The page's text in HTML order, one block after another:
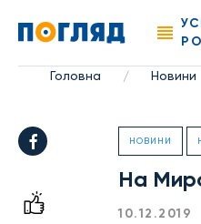
Головна / Новини
НОВИНИ
На
10.12.2019